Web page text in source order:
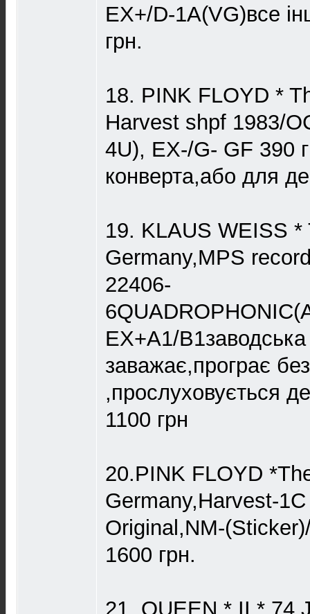
ЕХ+/D-1A(VG)все
грн.
18. PINK FLOYD *
Harvest shpf 1983/
4U), EX-/G- GF 390
конверта,або для
19. KLAUS WEISS *
Germany,MPS
22406-
EX+A1/
заважає,програє
,прослуховується
1100 грн
20.PINK FLOYD
Germany,Harvest-
Original,NM-
1600 грн.
21. QUEEN * II * 74